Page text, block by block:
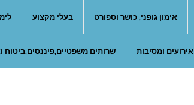
אימון גופני, כושר וספורט בעלי מקצוע
אירועים ומסיבות שרותים משפטיים,פיננסים,ביטוח